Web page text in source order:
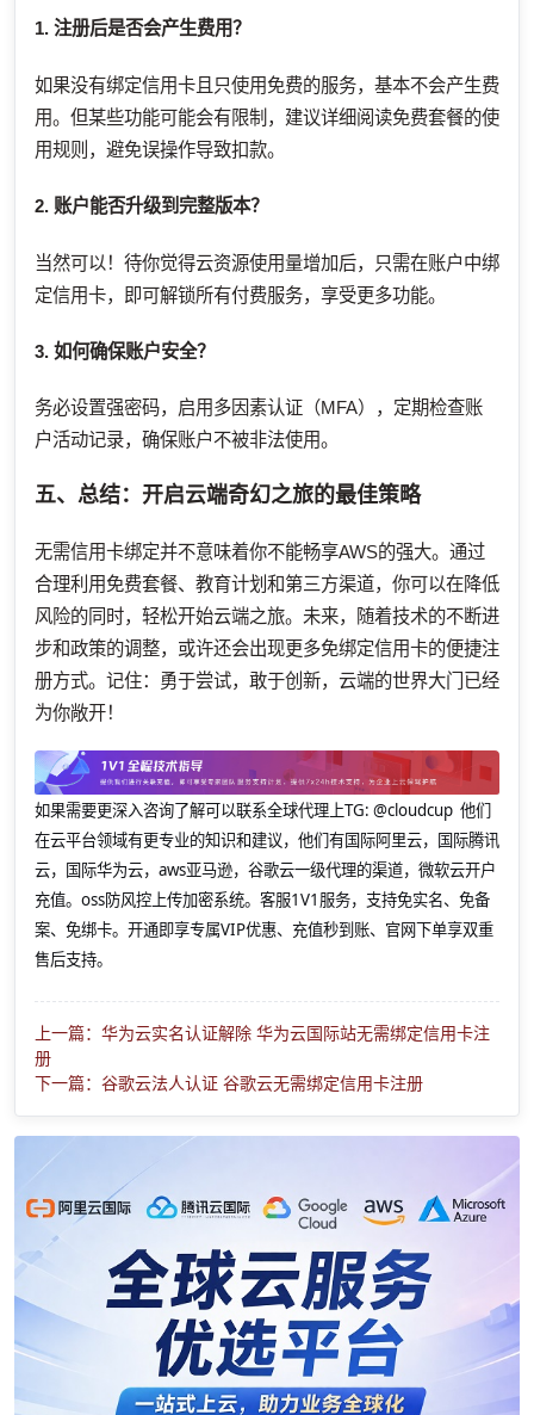
1. 注册后是否会产生费用？
如果没有绑定信用卡且只使用免费的服务，基本不会产生费
用。但某些功能可能会有限制，建议详细阅读免费套餐的使
用规则，避免误操作导致扣款。
2. 账户能否升级到完整版本？
当然可以！待你觉得云资源使用量增加后，只需在账户中绑
定信用卡，即可解锁所有付费服务，享受更多功能。
3. 如何确保账户安全？
务必设置强密码，启用多因素认证（MFA），定期检查账
户活动记录，确保账户不被非法使用。
五、总结：开启云端奇幻之旅的最佳策略
无需信用卡绑定并不意味着你不能畅享AWS的强大。通过
合理利用免费套餐、教育计划和第三方渠道，你可以在降低
风险的同时，轻松开始云端之旅。未来，随着技术的不断进
步和政策的调整，或许还会出现更多免绑定信用卡的便捷注
册方式。记住：勇于尝试，敢于创新，云端的世界大门已经
为你敞开！
如果需要更深入咨询了解可以联系全球代理上TG: @cloudcup 他们
在云平台领域有更专业的知识和建议，他们有国际阿里云，国际腾讯
云，国际华为云，aws亚马逊，谷歌云一级代理的渠道，微软云开户
充值。oss防风控上传加密系统。客服1V1服务，支持免实名、免备
案、免绑卡。开通即享专属VIP优惠、充值秒到账、官网下单享双重
售后支持。
上一篇：华为云实名认证解除 华为云国际站无需绑定信用卡注
册
下一篇：谷歌云法人认证 谷歌云无需绑定信用卡注册